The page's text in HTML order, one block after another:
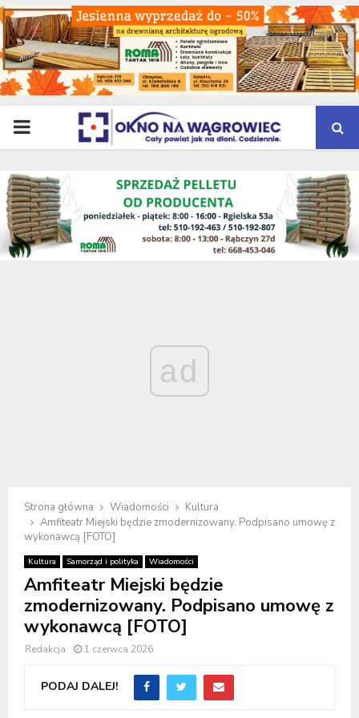
PRIMARY
MENU
ad
Strona główna Wiadomości
Kultura
Amfiteatr Miejski będzie zmodernizowany. Podpisano umowę z
wykonawcą [FOTO]
Kultura Samorząd i polityka Wiadomości
Amfiteatr Miejski będzie
zmodernizowany. Podpisano umowę z
wykonawcą [FOTO]
Redakcja 1 czerwca 2026
PODAJ DALEJ!